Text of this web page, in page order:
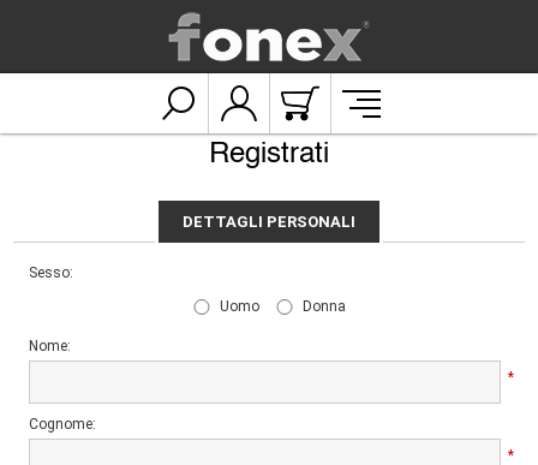
Registrati
DETTAGLI PERSONALI
Sesso:
Uomo
Donna
Nome:
*
Cognome:
*